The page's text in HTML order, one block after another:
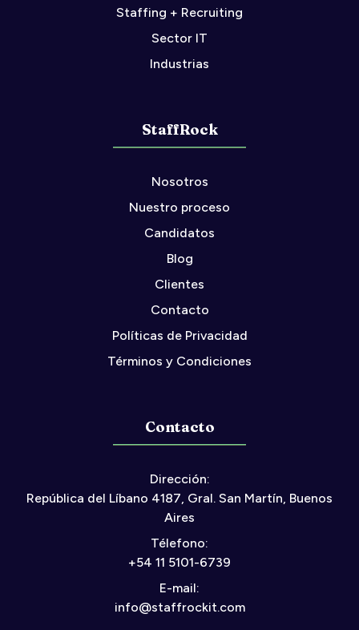
Staffing + Recruiting
Sector IT
Industrias
StaffRock
Nosotros
Nuestro proceso
Candidatos
Blog
Clientes
Contacto
Políticas de Privacidad
Términos y Condiciones
Contacto
Dirección:
República del Líbano 4187, Gral. San Martín, Buenos
Aires
Télefono:
+54 11 5101-6739
E-mail:
info@staffrockit.com